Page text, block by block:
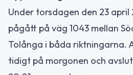
Under torsdagen den 23
pågått på väg 1043 mellan
Tolånga i båda riktningarna.
tidigt på morgonen och